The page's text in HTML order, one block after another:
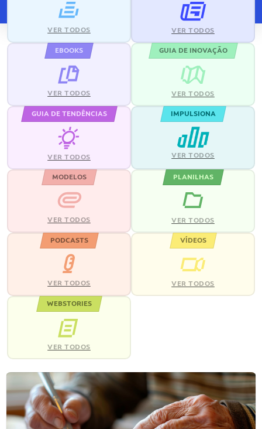
VER TODOS VER TODOS
EBOOKS
VER TODOS
GUIA DE INOVAÇÃO
VER TODOS
GUIA DE TENDÊNCIAS
VER TODOS
IMPULSIONA
VER TODOS
MODELOS
VER TODOS
PLANILHAS
VER TODOS
PODCASTS
VER TODOS
VÍDEOS
VER TODOS
WEBSTORIES
VER TODOS